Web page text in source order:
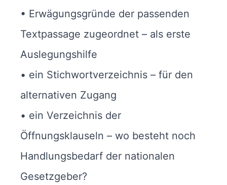
• Erwägungsgründe der passenden
Textpassage zugeordnet – als erste
Auslegungshilfe
• ein Stichwortverzeichnis – für den
alternativen Zugang
• ein Verzeichnis der
Öffnungsklauseln – wo besteht noch
Handlungsbedarf der nationalen
Gesetzgeber?